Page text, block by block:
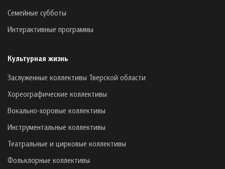
Семейные субботы
Интерактивные программы
Культурная жизнь
Заслуженные коллективы Тверской области
Хореографические коллективы
Вокально-хоровые коллективы
Инструментальные коллективы
Театральные и цирковые коллективы
Фольклорные коллективы